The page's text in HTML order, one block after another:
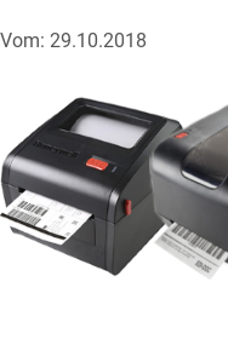
Vom: 29.10.2018